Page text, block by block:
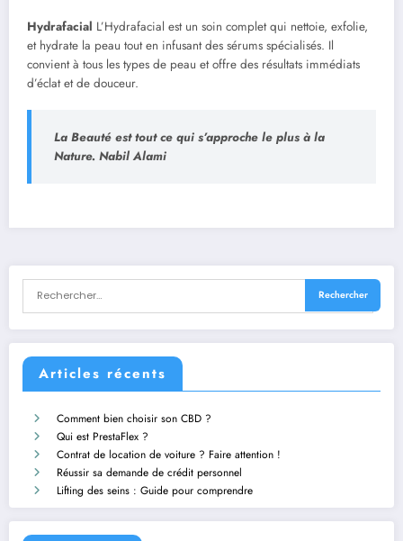
Hydrafacial L’Hydrafacial est un soin complet qui nettoie, exfolie,
et hydrate la peau tout en infusant des sérums spécialisés. Il
convient à tous les types de peau et offre des résultats immédiats
d’éclat et de douceur.
La Beauté est tout ce qui s’approche le plus à la
Nature. Nabil Alami
Articles récents
Comment bien choisir son CBD ?
Qui est PrestaFlex ?
Contrat de location de voiture ? Faire attention !
Réussir sa demande de crédit personnel
Lifting des seins : Guide pour comprendre